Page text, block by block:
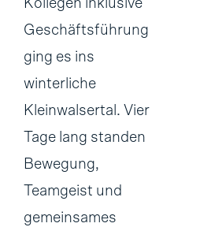
Kollegen inklusive
Geschäftsführung
ging es ins
winterliche
Kleinwalsertal. Vier
Tage lang standen
Bewegung,
Teamgeist und
gemeinsames